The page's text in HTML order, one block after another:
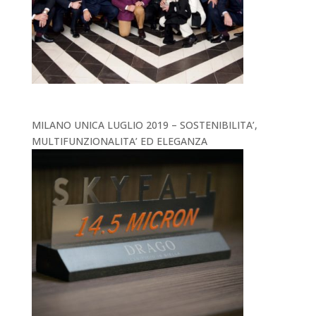
MILANO UNICA LUGLIO 2019 – SOSTENIBILITA’,
MULTIFUNZIONALITA’ ED ELEGANZA